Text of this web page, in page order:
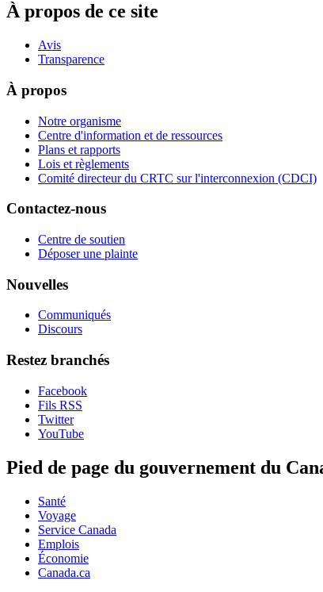
À propos de ce site
Avis
Transparence
À propos
Notre organisme
Centre d'information et de ressources
Plans et rapports
Lois et règlements
Comité directeur du CRTC sur l'interconnexion (CDCI)
Contactez-nous
Centre de soutien
Déposer une plainte
Nouvelles
Communiqués
Discours
Restez branchés
Facebook
Fils RSS
Twitter
YouTube
Pied de page du gouvernement du
Santé
Voyage
Service Canada
Emplois
Économie
Canada.ca